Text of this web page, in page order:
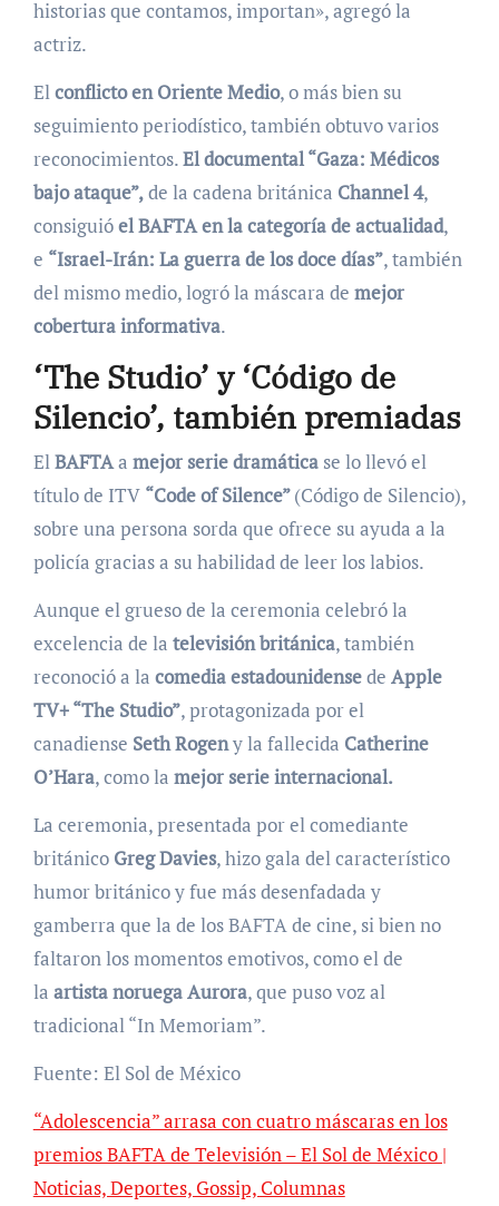
historias que contamos, importan», agregó la
actriz.
Elconflicto en Oriente Medio, o más bien su
seguimiento periodístico, también obtuvo varios
reconocimientos.El documental “Gaza: Médicos
bajo ataque”,de la cadena británica Channel 4,
consiguióel BAFTA en la categoría de actualidad,
e “Israel-Irán: La guerra de los doce días”, también
del mismo medio, logró la máscara de mejor
cobertura informativa.
‘The Studio’ y ‘Código de
Silencio’, también premiadas
ElBAFTAa mejor serie dramáticase lo llevó el
título de ITV “Code of Silence”(Código de Silencio),
sobre una persona sorda que ofrece su ayuda a la
policía gracias a su habilidad de leer los labios.
Aunque el grueso de la ceremonia celebró la
excelencia de la televisión británica, también
reconoció a la comedia estadounidensede Apple
TV+ “The Studio”, protagonizada por el
canadiense Seth Rogeny la fallecida Catherine
O’Hara, como la mejor serie internacional.
La ceremonia, presentada por el comediante
británico Greg Davies, hizo gala del característico
humor británico y fue más desenfadada y
gamberra que la de los BAFTA de cine, si bien no
faltaron los momentos emotivos, como el de
la artista noruega Aurora, que puso voz al
tradicional “In Memoriam”.
Fuente: El Sol de México
“Adolescencia” arrasa con cuatro máscaras en los
premios BAFTA de Televisión – El Sol de México |
Noticias, Deportes, Gossip, Columnas